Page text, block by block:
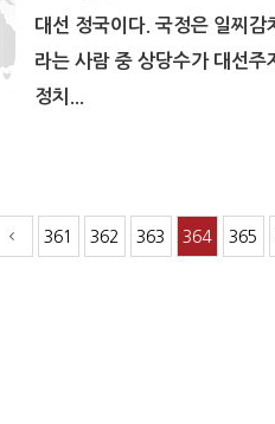
대선 정국이다. 국정은 일찌
라는 사람 중 상당수가 대선
정치...
361 362 363 364 365